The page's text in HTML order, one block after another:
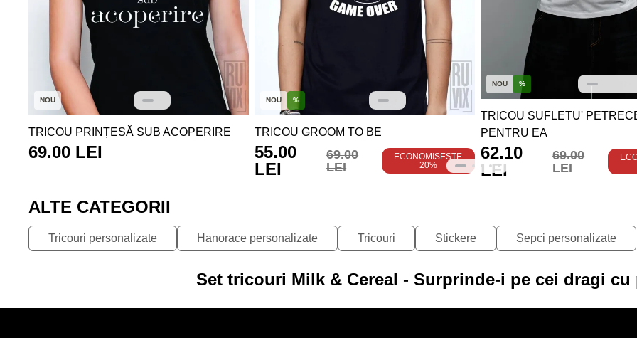
NOU
TRICOU PRINȚESĂ SUB ACOPERIRE
69.00 LEI
NOU %
TRICOU GROOM TO BE
55.00
LEI
69.00
LEI
ECONOMISEȘTE
20%
NOU %
TRICOU SUFLETU'
PENTRU EA
62.10
LEI
69.00
LEI
ALTE CATEGORII
Tricouri personalizate Hanorace personalizate Tricouri Stickere Șepci personalizate
Set tricouri Milk & Cereal - Surprinde-i pe cei dragi cu